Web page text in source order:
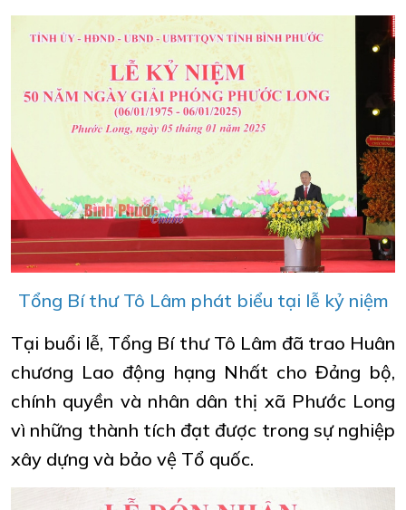
Tổng Bí thư Tô Lâm phát biểu tại lễ kỷ niệm
Tại buổi lễ, Tổng Bí thư Tô Lâm đã trao Huân
chương Lao động hạng Nhất cho Đảng bộ,
chính quyền và nhân dân thị xã Phước Long
vì những thành tích đạt được trong sự nghiệp
xây dựng và bảo vệ Tổ quốc.